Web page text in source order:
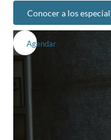
Conocer a los
Agendar